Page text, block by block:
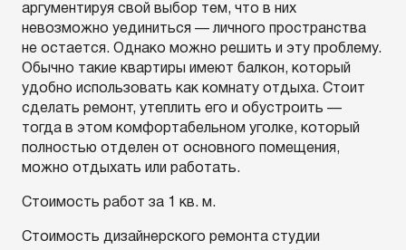
аргументируя свой выбор тем, что в них
невозможно уединиться — личного пространства
не остается. Однако можно решить и эту проблему.
Обычно такие квартиры имеют балкон, который
удобно использовать как комнату отдыха. Стоит
сделать ремонт, утеплить его и обустроить —
тогда в этом комфортабельном уголке, который
полностью отделен от основного помещения,
можно отдыхать или работать.
Стоимость работ за 1 кв. м.
Стоимость дизайнерского ремонта студии